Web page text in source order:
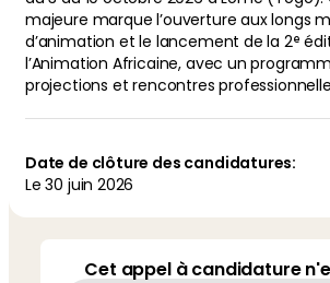
majeure marque l’ouverture aux longs
d’animation et le lancement de la 2ᵉ
l’Animation Africaine, avec un
projections et rencontres
Date de clôture des candidatures:
Le30 juin 2026
Cet appel à candidature